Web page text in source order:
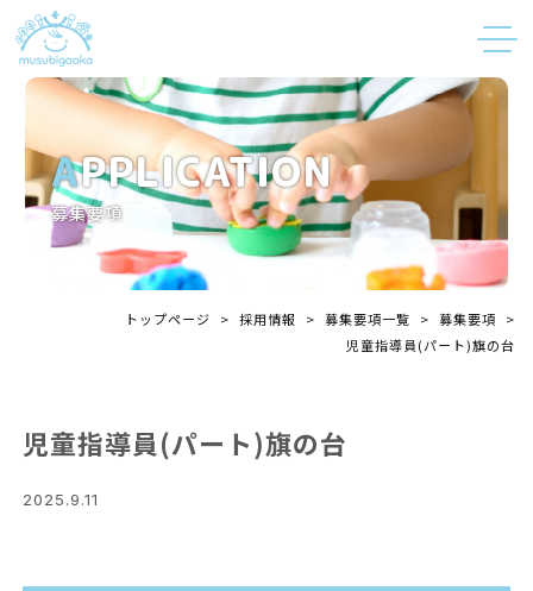
APPLICATION
募集要項
トップページ > 採用情報 > 募集要項一覧 > 募集要項
>
児童指導員(パート)旗の台
児童指導員(パート)旗の台
2025.9.11